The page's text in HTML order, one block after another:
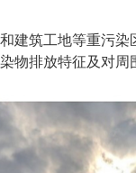
建筑工地等重污染
物排放特征及对周